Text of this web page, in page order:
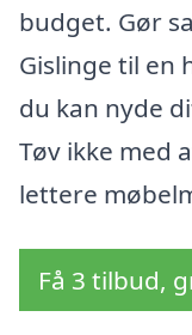
budget. Gør
Gislinge til en
du kan nyde
Tøv ikke med
lettere
Få 3 tilbud,